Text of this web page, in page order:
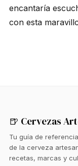
encantaría
con esta
🍺 Cervezas
Tu guía de
de la cerveza
recetas, marcas y